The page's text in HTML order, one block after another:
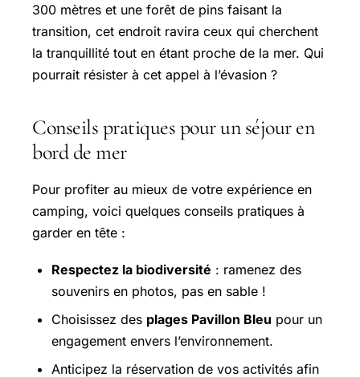
300 mètres et une forêt de pins faisant la
transition, cet endroit ravira ceux qui cherchent
la tranquillité tout en étant proche de la mer. Qui
pourrait résister à cet appel à l’évasion ?
Conseils pratiques pour un séjour en
bord de mer
Pour profiter au mieux de votre expérience en
camping, voici quelques conseils pratiques à
garder en tête :
Respectez la biodiversité : ramenez des
souvenirs en photos, pas en sable !
Choisissez des plages Pavillon Bleu pour un
engagement envers l’environnement.
Anticipez la réservation de vos activités afin